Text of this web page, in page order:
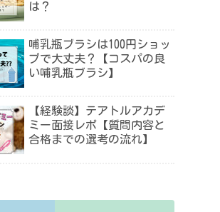
は？
哺乳瓶ブラシは100円ショッ
プで大丈夫？【コスパの良
い哺乳瓶ブラシ】
【経験談】テアトルアカデ
ミー面接レポ【質問内容と
合格までの選考の流れ】